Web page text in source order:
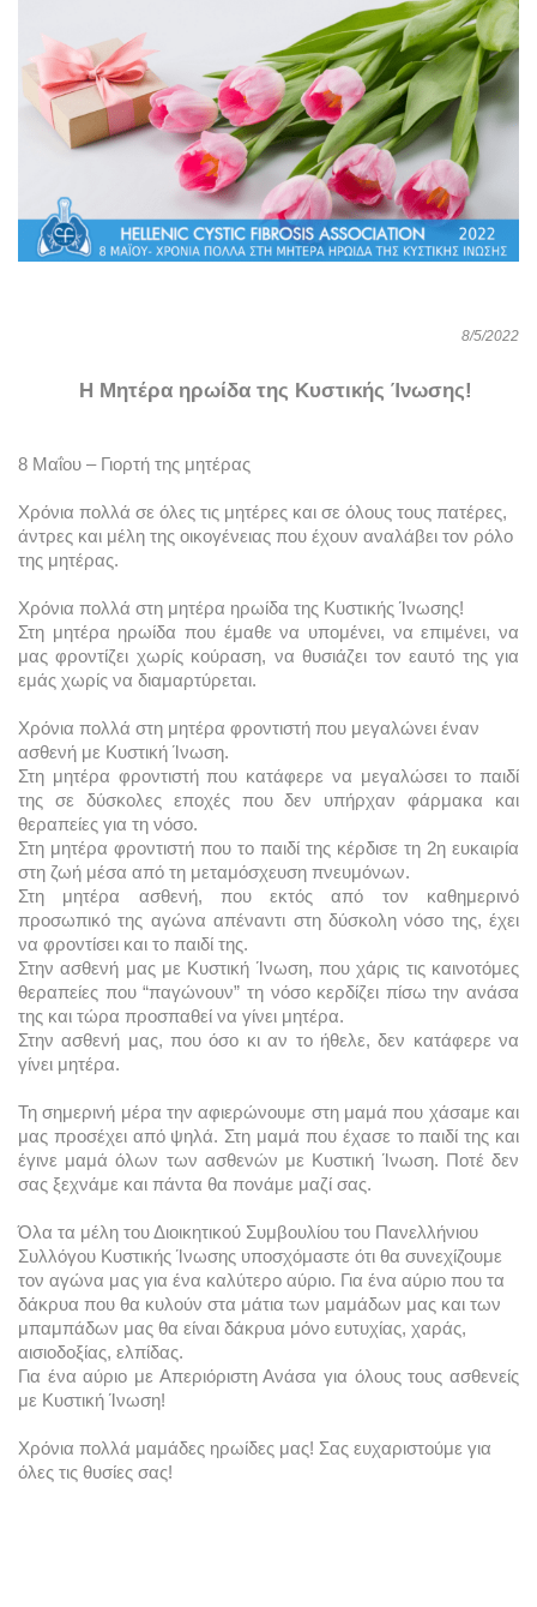
8/5/2022
Η Μητέρα ηρωίδα της Κυστικής Ίνωσης!
8 Μαΐου – Γιορτή της μητέρας
Χρόνια πολλά σε όλες τις μητέρες και σε όλους τους πατέρες,
άντρες και μέλη της οικογένειας που έχουν αναλάβει τον ρόλο
της μητέρας.
Χρόνια πολλά στη μητέρα ηρωίδα της Κυστικής Ίνωσης!
Στη μητέρα ηρωίδα που έμαθε να υπομένει, να επιμένει, να
μας φροντίζει χωρίς κούραση, να θυσιάζει τον εαυτό της για
εμάς χωρίς να διαμαρτύρεται.
Χρόνια πολλά στη μητέρα φροντιστή που μεγαλώνει έναν
ασθενή με Κυστική Ίνωση.
Στη μητέρα φροντιστή που κατάφερε να μεγαλώσει το παιδί
της σε δύσκολες εποχές που δεν υπήρχαν φάρμακα και
θεραπείες για τη νόσο.
Στη μητέρα φροντιστή που το παιδί της κέρδισε τη 2η ευκαιρία
στη ζωή μέσα από τη μεταμόσχευση πνευμόνων.
Στη μητέρα ασθενή, που εκτός από τον καθημερινό
προσωπικό της αγώνα απέναντι στη δύσκολη νόσο της, έχει
να φροντίσει και το παιδί της.
Στην ασθενή μας με Κυστική Ίνωση, που χάρις τις καινοτόμες
θεραπείες που “παγώνουν” τη νόσο κερδίζει πίσω την ανάσα
της και τώρα προσπαθεί να γίνει μητέρα.
Στην ασθενή μας, που όσο κι αν το ήθελε, δεν κατάφερε να
γίνει μητέρα.
Τη σημερινή μέρα την αφιερώνουμε στη μαμά που χάσαμε και
μας προσέχει από ψηλά. Στη μαμά που έχασε το παιδί της και
έγινε μαμά όλων των ασθενών με Κυστική Ίνωση. Ποτέ δεν
σας ξεχνάμε και πάντα θα πονάμε μαζί σας.
Όλα τα μέλη του Διοικητικού Συμβουλίου του Πανελλήνιου
Συλλόγου Κυστικής Ίνωσης υποσχόμαστε ότι θα συνεχίζουμε
τον αγώνα μας για ένα καλύτερο αύριο. Για ένα αύριο που τα
δάκρυα που θα κυλούν στα μάτια των μαμάδων μας και των
μπαμπάδων μας θα είναι δάκρυα μόνο ευτυχίας, χαράς,
αισιοδοξίας, ελπίδας.
Για ένα αύριο με Απεριόριστη Ανάσα για όλους τους ασθενείς
με Κυστική Ίνωση!
Χρόνια πολλά μαμάδες ηρωίδες μας! Σας ευχαριστούμε για
όλες τις θυσίες σας!